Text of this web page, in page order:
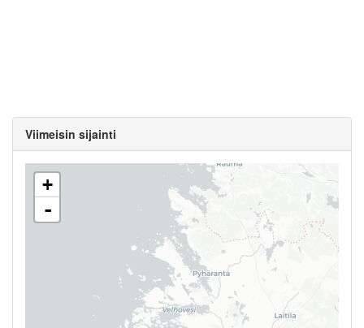
Viimeisin sijainti
+
-